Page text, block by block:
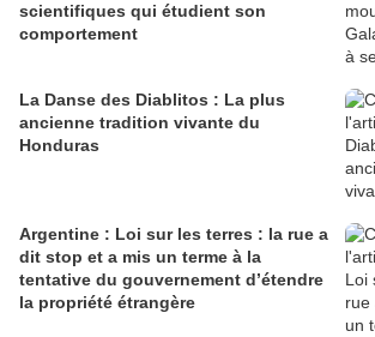
scientifiques qui étudient son
comportement
La Danse des Diablitos : La plus
ancienne tradition vivante du
Honduras
Argentine : Loi sur les terres : la rue a
dit stop et a mis un terme à la
tentative du gouvernement d’étendre
la propriété étrangère